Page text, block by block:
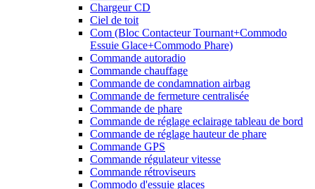
Chargeur CD
Ciel de toit
Com (Bloc Contacteur Tournant+Commodo
Essuie Glace+Commodo Phare)
Commande autoradio
Commande chauffage
Commande de condamnation airbag
Commande de fermeture centralisée
Commande de phare
Commande de réglage eclairage tableau de bord
Commande de réglage hauteur de phare
Commande GPS
Commande régulateur vitesse
Commande rétroviseurs
Commodo d'essuie glaces